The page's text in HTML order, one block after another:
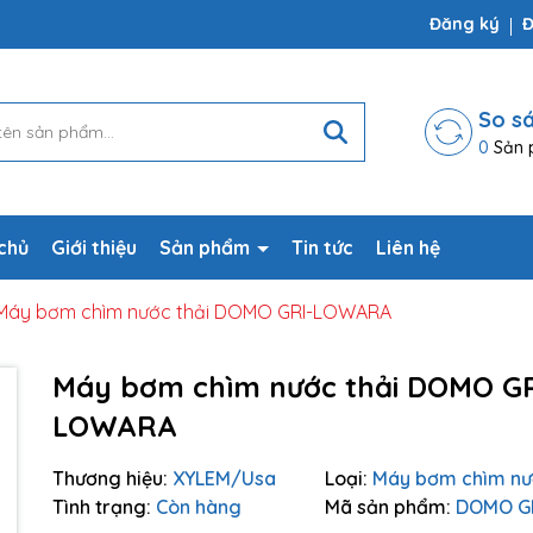
Đăng ký
So
0 Sản
Giới thiệu Sản phẩm Tin tức Liên hệ
bơm chìm nước thải DOMO GRI-LOWARA
Máy bơm chìm nước thải DOMO
LOWARA
Thương hiệu: XYLEM/Usa Loại: Máy bơm chìm
Tình trạng: Còn hàng Mã sản phẩm: DOMO
Mã giảm giá:
Điều kiện: